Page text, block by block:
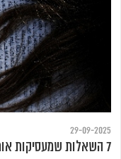
29-09-2025
7 השאלות שמעסיקות אותנו מימי התנ"ך ועד היום